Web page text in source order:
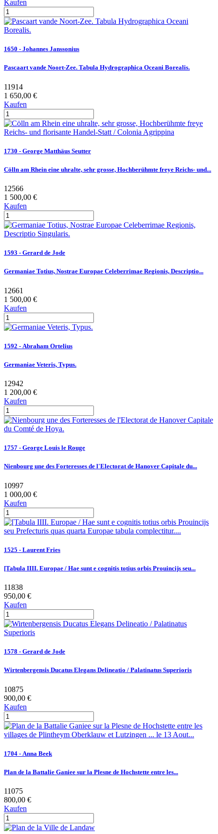
Kaufen
1650 - Johannes Janssonius
Pascaart vande Noort-Zee. Tabula Hydrographica Oceani Borealis.
11914
1 650,00 €
Kaufen
1730 - George Matthäus Seutter
Cölln am Rhein eine uhralte, sehr grosse, Hochberühmte freye Reichs- und...
12566
1 500,00 €
Kaufen
1593 - Gerard de Jode
Germaniae Totius, Nostrae Europae Celeberrimae Regionis, Descriptio...
12661
1 500,00 €
Kaufen
1592 - Abraham Ortelius
Germaniae Veteris, Typus.
12942
1 200,00 €
Kaufen
1757 - George Louis le Rouge
Nienbourg une des Forteresses de l'Electorat de Hanover Capitale du...
10997
1 000,00 €
Kaufen
1525 - Laurent Fries
[Tabula IIII. Europae / Hae sunt e cognitis totius orbis Prouincijs seu...
11838
950,00 €
Kaufen
1578 - Gerard de Jode
Wirtenbergensis Ducatus Elegans Delineatio / Palatinatus Superioris
10875
900,00 €
Kaufen
1704 - Anna Beek
Plan de la Battalie Ganiee sur la Plesne de Hochstette entre les...
11075
800,00 €
Kaufen